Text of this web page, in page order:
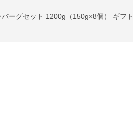
ーグセット 1200g（150g×8個） ギフト